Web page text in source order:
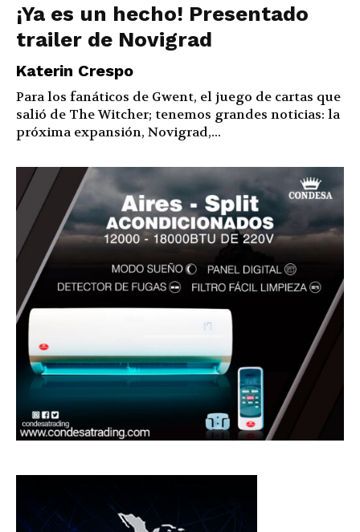
¡Ya es un hecho! Presentado
trailer de Novigrad
Katerin Crespo
Para los fanáticos de Gwent, el juego de cartas que
salió de The Witcher; tenemos grandes noticias: la
próxima expansión, Novigrad,...